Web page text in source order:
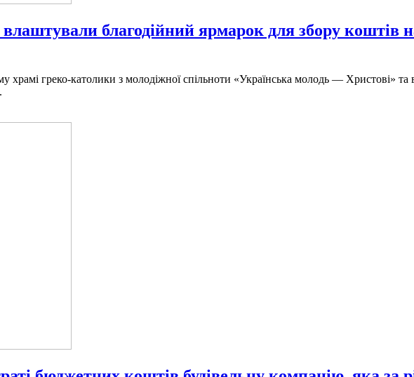
благодійний ярмарок для збору коштів
храмі греко-католики з молодіжної спільноти «Українська молодь — Христові»